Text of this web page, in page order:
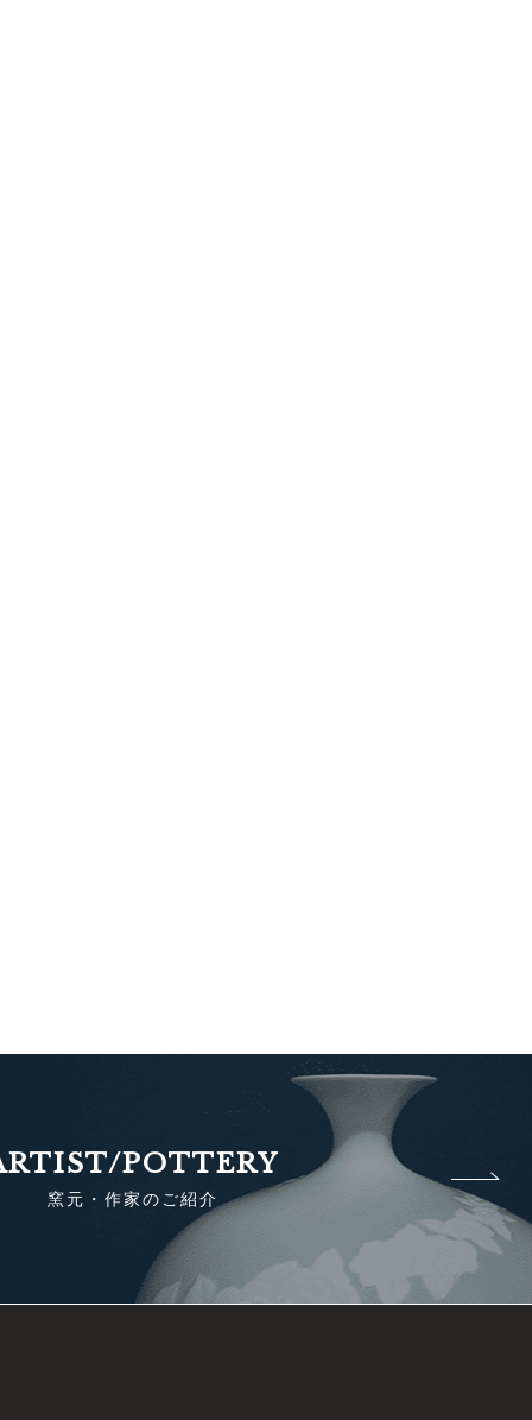
POTTERY
窯元・作家のご紹介